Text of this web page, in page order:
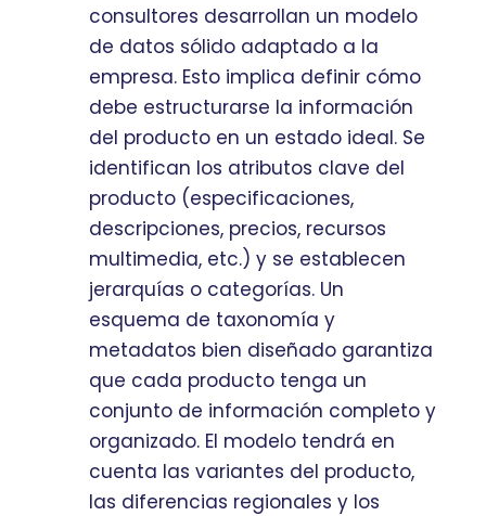
consultores desarrollan un modelo
de datos sólido adaptado a la
empresa. Esto implica definir cómo
debe estructurarse la información
del producto en un estado ideal. Se
identifican los atributos clave del
producto (especificaciones,
descripciones, precios, recursos
multimedia, etc.) y se establecen
jerarquías o categorías. Un
esquema de taxonomía y
metadatos bien diseñado garantiza
que cada producto tenga un
conjunto de información completo y
organizado. El modelo tendrá en
cuenta las variantes del producto,
las diferencias regionales y los